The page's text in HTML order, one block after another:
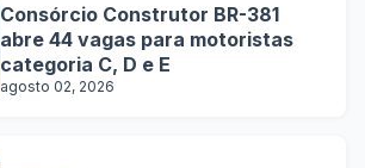
Consórcio Construtor BR-381
abre 44 vagas para motoristas
categoria C, D e E
agosto 02, 2026